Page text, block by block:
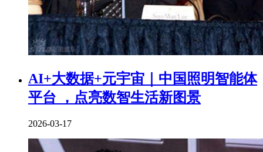
AI+大数据+元宇宙｜中国照明智能体
平台 ，点亮数智生活新图景
2026-03-17